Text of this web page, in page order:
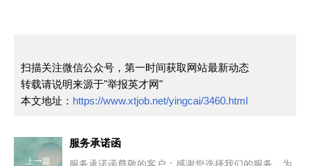
扫描关注微信公众号，第一时间获取网站最新动态
转载请说明来源于"举报英才网"
本文地址： https://www.xtjob.net/yingcai/3460.html
上一篇
服务承诺函